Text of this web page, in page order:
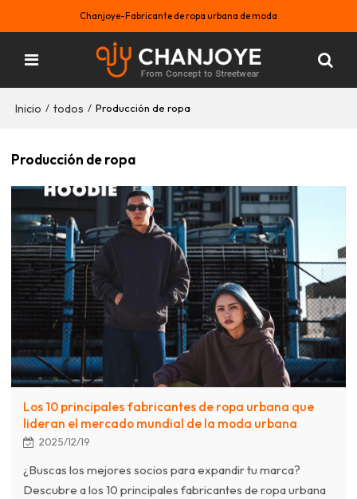
Chanjoye-Fabricante de ropa urbana de moda
Inicio / todos / Producción de ropa
Producción de ropa
Los 10 principales fabricantes de ropa urbana que
lideran el mercado mundial de la moda urbana
2025/12/19
¿Buscas los mejores socios para expandir tu marca?
Descubre a los 10 principales fabricantes de ropa urbana